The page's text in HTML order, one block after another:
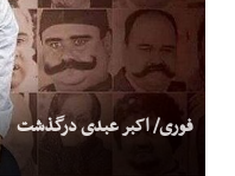
فوری/ اکبر عبدی درگذشت